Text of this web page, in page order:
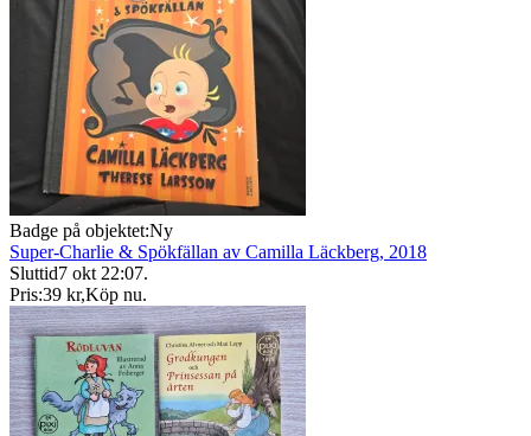
Badge på objektet:Ny
Super-Charlie & Spökfällan av Camilla Läckberg, 2018
Sluttid7 okt 22:07.
Pris:39 kr,Köp nu.